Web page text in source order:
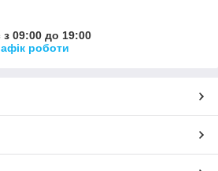
09:00 до 19:00
роботи